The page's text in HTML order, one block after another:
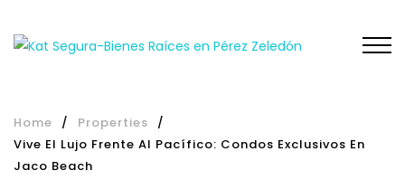
Home / Properties
/
Vive El Lujo Frente Al Pacífico: Condos Exclusivos En
Jaco Beach